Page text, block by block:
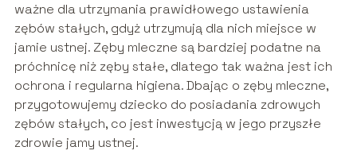
ważne dla utrzymania prawidłowego ustawienia
zębów stałych, gdyż utrzymują dla nich miejsce w
jamie ustnej. Zęby mleczne są bardziej podatne na
próchnicę niż zęby stałe, dlatego tak ważna jest ich
ochrona i regularna higiena. Dbając o zęby mleczne,
przygotowujemy dziecko do posiadania zdrowych
zębów stałych, co jest inwestycją w jego przyszłe
zdrowie jamy ustnej.